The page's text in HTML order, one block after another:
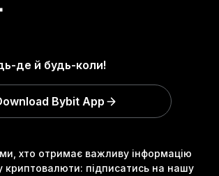
хто отримає важливу інформацію
криптовалюти: підписатись на нашу
де й будь-коли!
Bybit App